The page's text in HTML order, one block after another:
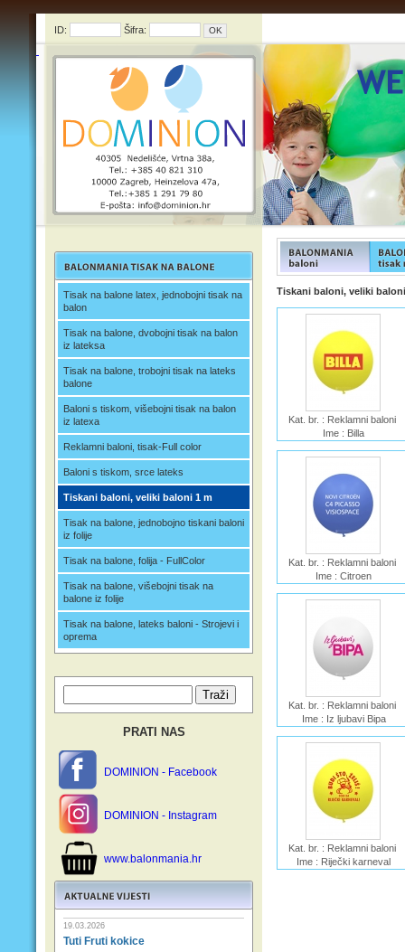
ID: Šifra:
Tisak na balone latex, jednobojni tisak na
balon
Tisak na balone, dvobojni tisak na balon
iz lateksa
Tisak na balone, trobojni tisak na lateks
balone
Baloni s tiskom, višebojni tisak na balon
iz latexa
Reklamni baloni, tisak-Full color
Baloni s tiskom, srce lateks
Tiskani baloni, veliki baloni 1 m
Tisak na balone, jednobojno tiskani baloni
iz folije
Tisak na balone, folija - FullColor
Tisak na balone, višebojni tisak na
balone iz folije
Tisak na balone, lateks baloni - Strojevi i
oprema
PRATI NAS
DOMINION - Facebook
DOMINION - Instagram
www.balonmania.hr
19.03.2026
Tuti Fruti kokice
Tiskani baloni, veliki
Kat. br. : Reklamni baloni
Ime : Billa
Kat. br. : Reklamni baloni
Ime : Citroen
Kat. br. : Reklamni baloni
Ime : Iz ljubavi Bipa
Kat. br. : Reklamni baloni
Ime : Riječki karneval